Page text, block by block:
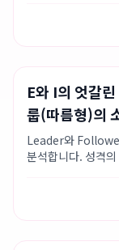
커뮤니케이션 스킬
E와 I의 엇갈
룹(따름형)의
Leader와
분석합니다. 성격
Love Type 16